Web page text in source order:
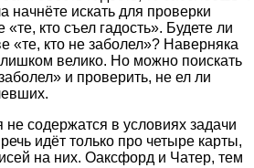
начнёте искать для проверки
кто съел гадость». Будете ли
«те, кто не заболел»? Наверняка
велико. Но можно поискать
и проверить, не ел ли
содержатся в условиях задачи
идёт только про четыре карты,
на них. Оаксфорд и Чатер, тем